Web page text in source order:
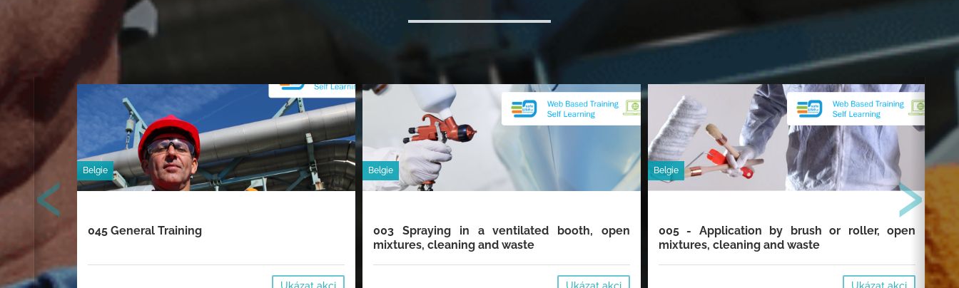
Belgie
045 General Training
Ukázat akci
Belgie
003 Spraying in a ventilated booth, open
mixtures, cleaning and waste
Ukázat akci
Belgie
005 - Application by brush or roller, open
mixtures, cleaning and waste
Ukázat akci
‹ ›